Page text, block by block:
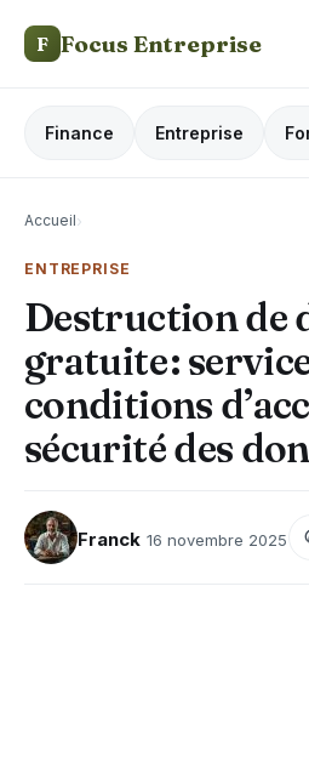
F Focus Entreprise
Finance Entreprise
Accueil›
ENTREPRISE
Destruction de
gratuite :
conditions
sécurité des
Franck 16 novembre 2025